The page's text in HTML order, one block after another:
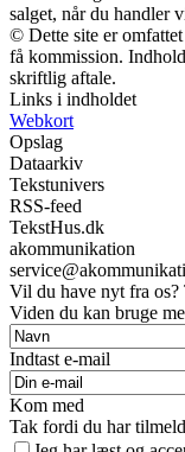
salget, når du handler
© Dette site er
få kommission.
skriftlig aftale.
Links i indholdet
Webkort
Opslag
Dataarkiv
Tekstunivers
RSS-feed
TekstHus.dk
akommunikation
Vil du have nyt fra
Viden du kan bruge
Indtast e-mail
Kom med
Tak fordi du har